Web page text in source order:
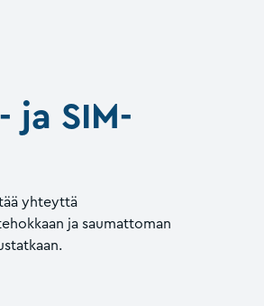
ja SIM-
yhteyttä
ja saumattoman